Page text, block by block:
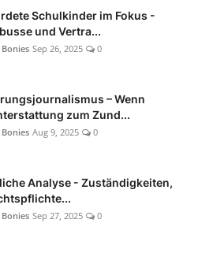
Schulkinder im Fokus -
und Vertra...
Sep 26, 2025 0
– Wenn
zum Zund...
Aug 9, 2025 0
Analyse - Zuständigkeiten,
Sep 27, 2025 0